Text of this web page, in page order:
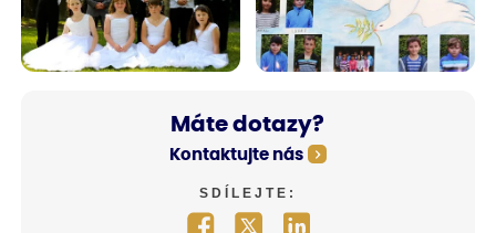
Máte dotazy?
Kontaktujte nás
SDÍLEJTE: